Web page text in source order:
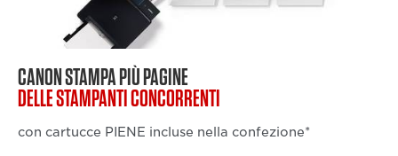
CANON STAMPA PIÙ PAGINE
DELLE STAMPANTI CONCORRENTI
con cartucce PIENE incluse nella confezione*